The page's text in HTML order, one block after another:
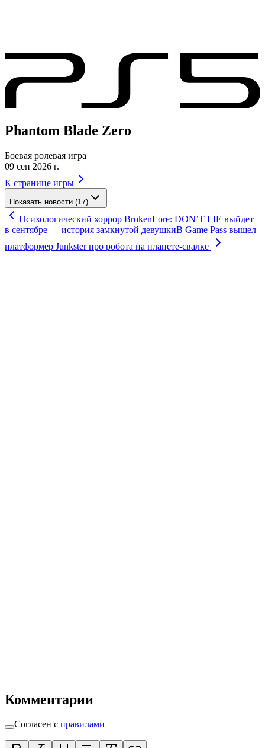
Phantom Blade Zero
Боевая ролевая игра
09 сен 2026 г.
К странице игры
Показать новости (17)
Психологический хоррор BrokenLore: DON’T LIE выйдет
в сентябре — история замкнутой девушкиВ Game Pass вышел
платформер Junkster про робота на планете-свалке
Комментарии
Согласен с правилами